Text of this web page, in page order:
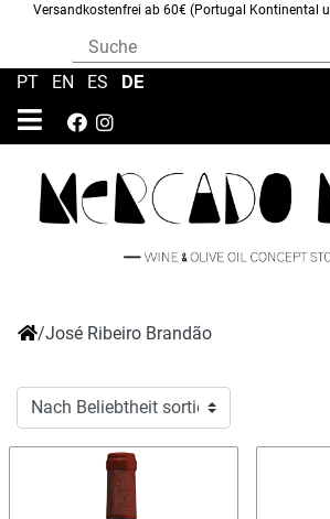
Versandkostenfrei ab 60€ (Portugal Kontinental
PT EN ES DE
/José Ribeiro Brandão